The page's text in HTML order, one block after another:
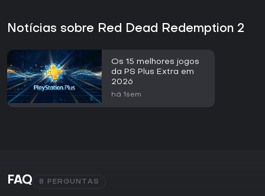
Notícias sobre Red Dead Redemption 2
Os 15 melhores jogos
da PS Plus Extra em
2026
há 1sem
FAQ 8 PERGUNTAS